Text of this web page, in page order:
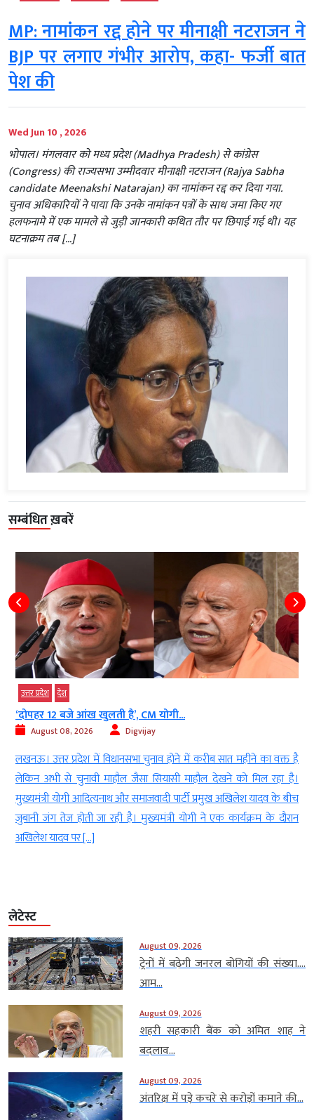
MP: नामांकन रद्द होने पर मीनाक्षी नटराजन ने
BJP पर लगाए गंभीर आरोप, कहा- फर्जी बात
पेश की
Wed Jun 10 , 2026
भोपाल। मंगलवार को मध्य प्रदेश (Madhya Pradesh) से कांग्रेस
(Congress) की राज्यसभा उम्मीदवार मीनाक्षी नटराजन (Rajya Sabha
candidate Meenakshi Natarajan) का नामांकन रद्द कर दिया गया.
चुनाव अधिकारियों ने पाया कि उनके नामांकन पत्रों के साथ जमा किए गए
हलफनामे में एक मामले से जुड़ी जानकारी कथित तौर पर छिपाई गई थी। यह
घटनाक्रम तब […]
सम्बंधित ख़बरें
उत्तर प्रदेश देश
शादी के बाद गायब हुआ पति, सास-ससुर ने...
August 08, 2026 Digvijay
बलिया। उत्तर प्रदेश के बलिया जिले से एक बेहद दर्दनाक और चिंताजनक मामला
सामने आया है, जहां एक नवविवाहिता अपने लापता पति की तलाश में दर-दर
भटकने को मजबूर है। हाथों में शिकायती पत्र और आंखों में बेबसी के आंसू लिए
यह पीड़िता पुलिस स्टेशन के चक्कर काट रही है। मामला शहर कोतवाली क्षेत्र के
[…]
लेटेस्ट
August 09, 2026
ट्रेनों में बढ़ेगी जनरल बोगियों की संख्या….
आम...
August 09, 2026
शहरी सहकारी बैंक को अमित शाह ने
बदलाव...
August 09, 2026
अंतरिक्ष में पड़े कचरे से करोड़ों कमाने की...